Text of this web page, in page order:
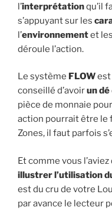
l’interprétationqu’il
s’appuyant sur les
l’environnementet les
déroule l’action.
Le système FLOWest
conseillé d’avoirun dé
pièce de monnaie
action pourrait être le
Zones, il faut parfois
Et comme vous
illustrer l’utilisation
est du cru de votre
par avance le lecteur